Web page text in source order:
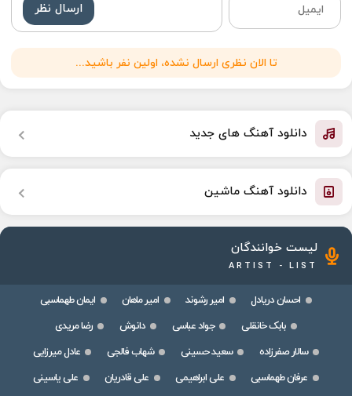
ارسال نظر
تا الان نظری ارسال نشده، اولین نفر باشید...
دانلود آهنگ های جدید
دانلود آهنگ ماشین
لیست خوانندگان
ARTIST - LIST
احسان دریادل امیر رشوند امیر ماهان
ایمان طهماسبی
بابک خانقلی
جواد عباسی دانوش
رضا مریدی
سالار صفرزاده
سعید حسینی شهاب فالجی
عادل میرزایی
عرفان طهماسبی
علی ابراهیمی علی قادریان
علی یاسینی